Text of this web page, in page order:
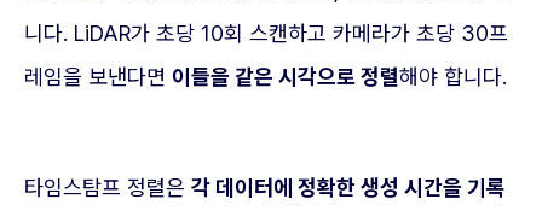
니다. LiDAR가 초당 10회 스캔하고 카메라가 초당 30프
레임을 보낸다면 이들을 같은 시각으로 정렬해야 합니다.
타임스탐프 정렬은 각 데이터에 정확한 생성 시간을 기록